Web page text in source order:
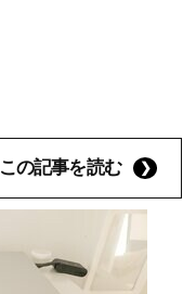
この記事を読む